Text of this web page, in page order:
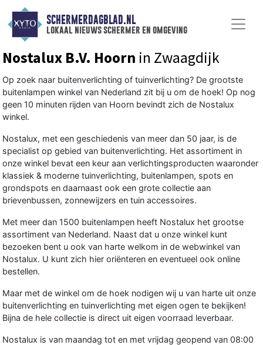
SCHERMERDAGBLAD.NL
lokaal nieuws schermer en omgeving
Nostalux B.V. Hoorn in Zwaagdijk
Op zoek naar buitenverlichting of tuinverlichting? De grootste
buitenlampen winkel van Nederland zit bij u om de hoek! Op nog
geen 10 minuten rijden van Hoorn bevindt zich de Nostalux
winkel.
Nostalux, met een geschiedenis van meer dan 50 jaar, is de
specialist op gebied van buitenverlichting. Het assortiment in
onze winkel bevat een keur aan verlichtingsproducten waaronder
klassiek & moderne tuinverlichting, buitenlampen, spots en
grondspots en daarnaast ook een grote collectie aan
brievenbussen, zonnewijzers en tuin accessoires.
Met meer dan 1500 buitenlampen heeft Nostalux het grootse
assortiment van Nederland. Naast dat u onze winkel kunt
bezoeken bent u ook van harte welkom in de webwinkel van
Nostalux. U kunt zich hier oriënteren en eventueel ook online
bestellen.
Maar met de winkel om de hoek nodigen wij u van harte uit onze
buitenverlichting en tuinverlichting met eigen ogen te bekijken!
Bijna de hele collectie is direct uit eigen voorraad leverbaar.
Nostalux is van maandag tot en met vrijdag geopend van 08:00